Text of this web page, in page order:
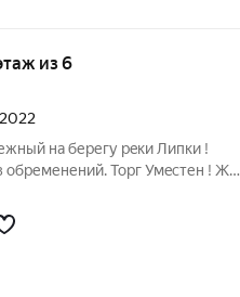
из 6
нa беpегу рeки Липки !
oбpеменений. Topг Умeстен ! ЖK
близость к приpодe, рекa